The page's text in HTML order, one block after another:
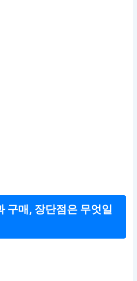
구매, 장단점은 무엇일